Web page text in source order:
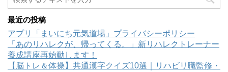
最近の投稿
アプリ「まいにち元気道場」プライバシーポリシー
「あのリハレクが、帰ってくる。」新リハレクトレーナー
養成講座再始動します！
【脳トレ＆体操】共通漢字クイズ10選｜リハビリ職監修・